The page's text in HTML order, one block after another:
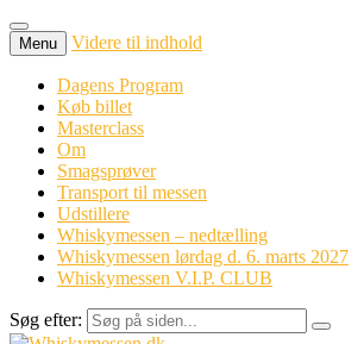
Menu Videre til indhold
Dagens Program
Køb billet
Masterclass
Om
Smagsprøver
Transport til messen
Udstillere
Whiskymessen – nedtælling
Whiskymessen lørdag d. 6. marts 2027
Whiskymessen V.I.P. CLUB
Søg efter: